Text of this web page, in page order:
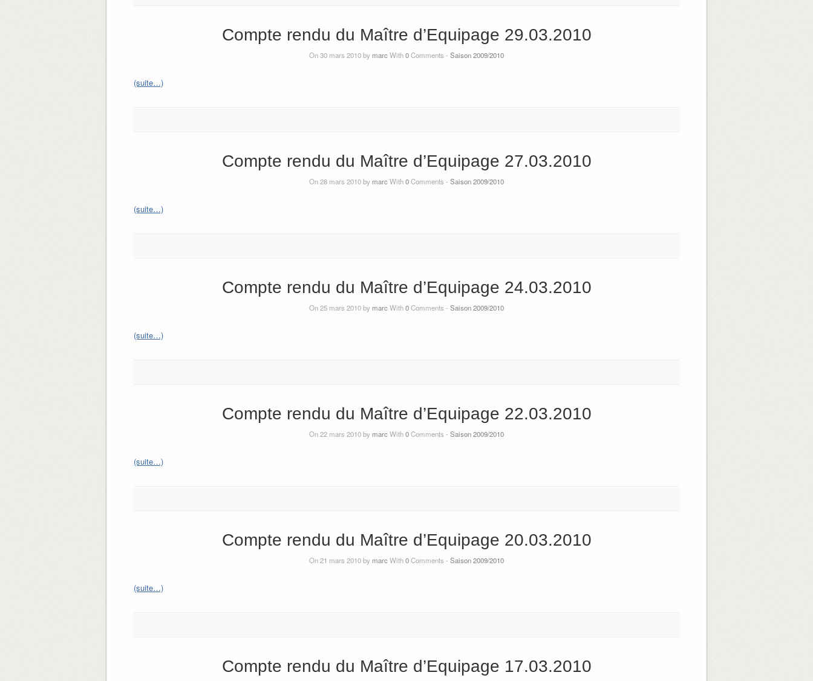
Compte rendu du Maître d’Equipage 29.03.2010
On 30 mars 2010 by marcWith0Comments - Saison 2009/2010
(suite…)
Compte rendu du Maître d’Equipage 27.03.2010
On 28 mars 2010 by marcWith0Comments - Saison 2009/2010
(suite…)
Compte rendu du Maître d’Equipage 24.03.2010
On 25 mars 2010 by marcWith0Comments - Saison 2009/2010
(suite…)
Compte rendu du Maître d’Equipage 22.03.2010
On 22 mars 2010 by marcWith0Comments - Saison 2009/2010
(suite…)
Compte rendu du Maître d’Equipage 20.03.2010
On 21 mars 2010 by marcWith0Comments - Saison 2009/2010
(suite…)
Compte rendu du Maître d’Equipage 17.03.2010